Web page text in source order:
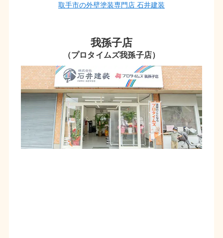
取手市の外壁塗装専門店 石井建装
我孫子店
（プロタイムズ我孫子店）